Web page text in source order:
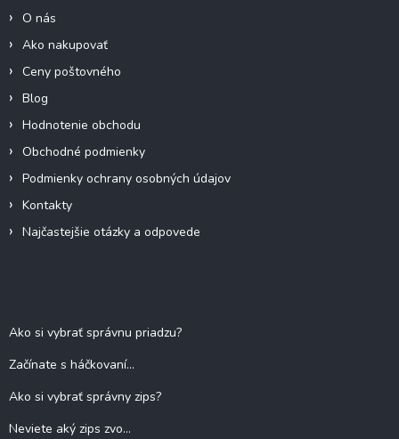
s
u
O nás
Ako nakupovať
Ceny poštovného
Blog
Hodnotenie obchodu
Obchodné podmienky
Podmienky ochrany osobných údajov
Kontakty
Najčastejšie otázky a odpovede
Ako si vybrať správnu priadzu?
Začínate s háčkovaní...
Ako si vybrať správny zips?
Neviete aký zips zvo...